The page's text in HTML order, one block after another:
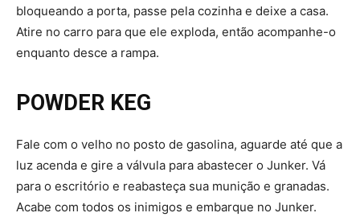
bloqueando a porta, passe pela cozinha e deixe a casa.
Atire no carro para que ele exploda, então acompanhe-o
enquanto desce a rampa.
POWDER KEG
Fale com o velho no posto de gasolina, aguarde até que a
luz acenda e gire a válvula para abastecer o Junker. Vá
para o escritório e reabasteça sua munição e granadas.
Acabe com todos os inimigos e embarque no Junker.